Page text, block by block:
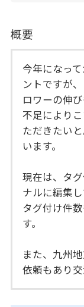
概要
今年になっ
ントですが
ロワーの伸
不足により
ただきたい
います。
現在は、タ
ナルに編集
タグ付け件
す。
また、九州
依頼もあり